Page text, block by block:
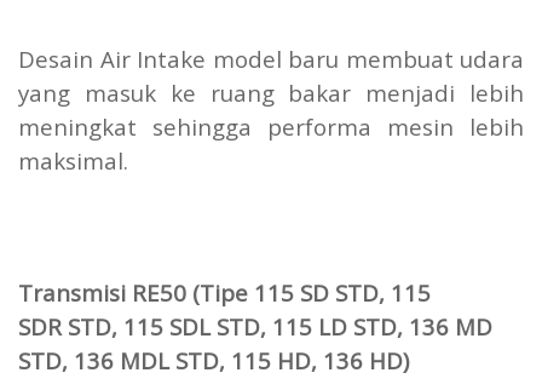
Desain Air Intake model baru membuat udara
yang masuk ke ruang bakar menjadi lebih
meningkat sehingga performa mesin lebih
maksimal.
Transmisi RE50 (Tipe 115 SD STD, 115
SDR STD, 115 SDL STD, 115 LD STD, 136 MD
STD, 136 MDL STD, 115 HD, 136 HD)